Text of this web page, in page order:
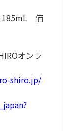
185mL 価
オンラ
shiro.jp/